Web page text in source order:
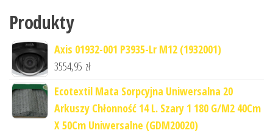
Produkty
Axis 01932-001 P3935-Lr M12 (1932001)
3554,95 zł
Ecotextil Mata Sorpcyjna Uniwersalna 20
Arkuszy Chłonność 14 L. Szary 1 180 G/M2 40Cm
X 50Cm Uniwersalne (GDM20020)